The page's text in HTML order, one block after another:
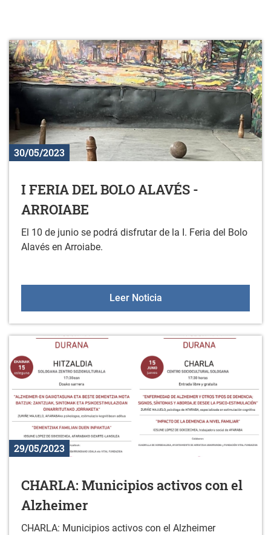
30/05/2023
I FERIA DEL BOLO ALAVÉS -
ARROIABE
El 10 de junio se podrá disfrutar de la I. Feria del Bolo
Alavés en Arroiabe.
Leer NoticiaI FERIA DEL BOLO
29/05/2023
CHARLA: Municipios activos con el
Alzheimer
CHARLA: Municipios activos con el Alzheimer